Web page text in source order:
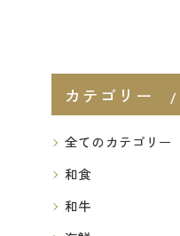
カテゴリー
全てのカテゴリー
和食
和牛